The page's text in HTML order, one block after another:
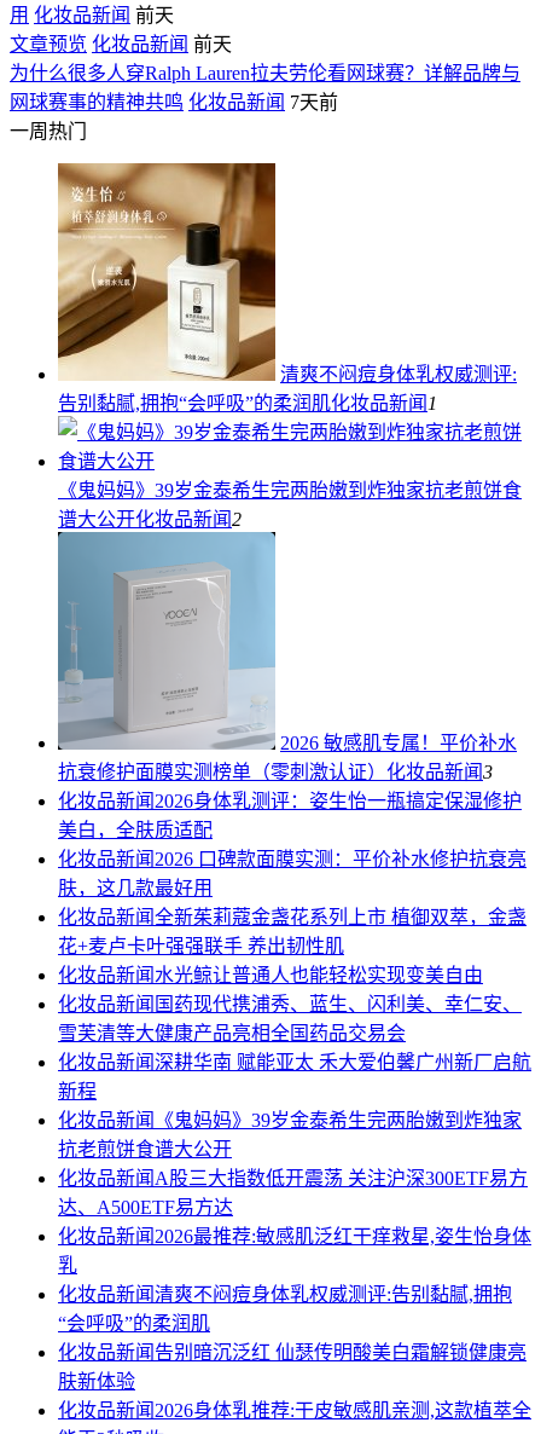
用 化妆品新闻 前天
文章预览 化妆品新闻 前天
为什么很多人穿Ralph Lauren拉夫劳伦看网球赛？详解品牌与
网球赛事的精神共鸣 化妆品新闻 7天前
一周热门
清爽不闷痘身体乳权威测评:
告别黏腻,拥抱“会呼吸”的柔润肌化妆品新闻1
《鬼妈妈》39岁金泰希生完两胎嫩到炸独家抗老煎饼食
谱大公开化妆品新闻2
2026 敏感肌专属！平价补水
抗衰修护面膜实测榜单（零刺激认证） 化妆品新闻3
化妆品新闻2026身体乳测评：姿生怡一瓶搞定保湿修护
美白，全肤质适配
化妆品新闻2026 口碑款面膜实测：平价补水修护抗衰亮
肤，这几款最好用
化妆品新闻全新茱莉蔻金盏花系列上市 植御双萃，金盏
花+麦卢卡叶强强联手 养出韧性肌
化妆品新闻水光鲸让普通人也能轻松实现变美自由
化妆品新闻 国药现代携浦秀、蓝生、闪利美、幸仁安、
雪芙清等大健康产品亮相全国药品交易会
化妆品新闻深耕华南 赋能亚太 禾大爱伯馨广州新厂启航
新程
化妆品新闻
《鬼妈妈》39岁金泰希生完两胎嫩到炸独家
抗老煎饼食谱大公开
化妆品新闻A股三大指数低开震荡 关注沪深300ETF易方
达、A500ETF易方达
化妆品新闻2026最推荐:敏感肌泛红干痒救星,姿生怡身体
乳
化妆品新闻清爽不闷痘身体乳权威测评:告别黏腻,拥抱
“会呼吸”的柔润肌
化妆品新闻 告别暗沉泛红 仙瑟传明酸美白霜解锁健康亮
肤新体验
化妆品新闻2026身体乳推荐:干皮敏感肌亲测,这款植萃全